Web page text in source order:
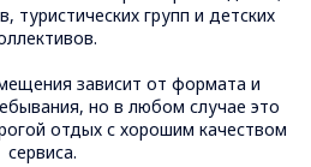
туристических групп и детских
зависит от формата и
но в любом случае это
отдых с хорошим качеством
сервиса.